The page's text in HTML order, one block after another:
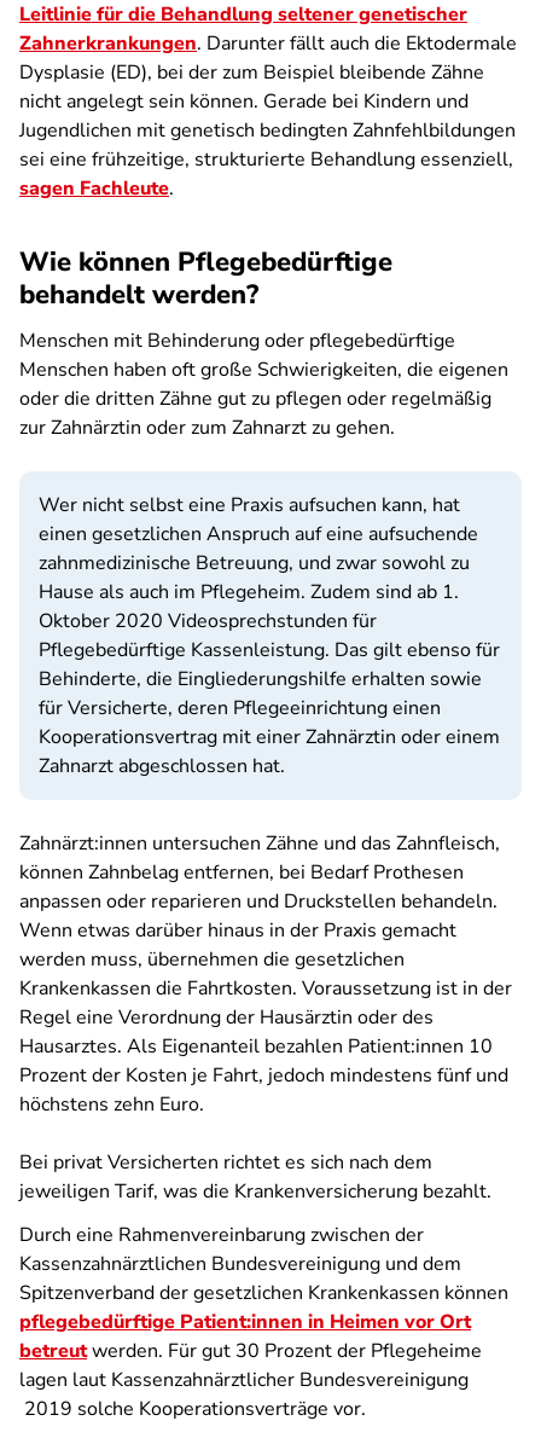
Leitlinie für die Behandlung seltener genetischer
Zahnerkrankungen. Darunter fällt auch die Ektodermale
Dysplasie (ED), bei der zum Beispiel bleibende Zähne
nicht angelegt sein können. Gerade bei Kindern und
Jugendlichen mit genetisch bedingten Zahnfehlbildungen
sei eine frühzeitige, strukturierte Behandlung essenziell,
sagen Fachleute.
Wie können Pflegebedürftige
behandelt werden?
Menschen mit Behinderung oder pflegebedürftige
Menschen haben oft große Schwierigkeiten, die eigenen
oder die dritten Zähne gut zu pflegen oder regelmäßig
zur Zahnärztin oder zum Zahnarzt zu gehen.
Wer nicht selbst eine Praxis aufsuchen kann, hat
einen gesetzlichen Anspruch auf eine aufsuchende
zahnmedizinische Betreuung, und zwar sowohl zu
Hause als auch im Pflegeheim. Zudem sind ab 1.
Oktober 2020 Videosprechstunden für
Pflegebedürftige Kassenleistung. Das gilt ebenso für
Behinderte, die Eingliederungshilfe erhalten sowie
für Versicherte, deren Pflegeeinrichtung einen
Kooperationsvertrag mit einer Zahnärztin oder einem
Zahnarzt abgeschlossen hat.
Zahnärzt:innen untersuchen Zähne und das Zahnfleisch,
können Zahnbelag entfernen, bei Bedarf Prothesen
anpassen oder reparieren und Druckstellen behandeln.
Wenn etwas darüber hinaus in der Praxis gemacht
werden muss, übernehmen die gesetzlichen
Krankenkassen die Fahrtkosten. Voraussetzung ist in der
Regel eine Verordnung der Hausärztin oder des
Hausarztes. Als Eigenanteil bezahlen Patient:innen 10
Prozent der Kosten je Fahrt, jedoch mindestens fünf und
höchstens zehn Euro.
Bei privat Versicherten richtet es sich nach dem
jeweiligen Tarif, was die Krankenversicherung bezahlt.
Durch eine Rahmenvereinbarung zwischen der
Kassenzahnärztlichen Bundesvereinigung und dem
Spitzenverband der gesetzlichen Krankenkassen können
pflegebedürftige Patient:innen in Heimen vor Ort
betreutwerden. Für gut 30 Prozent der Pflegeheime
lagen laut Kassenzahnärztlicher Bundesvereinigung
2019 solche Kooperationsverträge vor.